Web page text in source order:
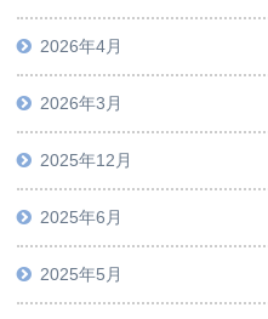
2026年4月
2026年3月
2025年12月
2025年6月
2025年5月